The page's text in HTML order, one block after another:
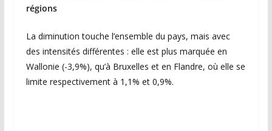
régions
La diminution touche l’ensemble du pays, mais avec
des intensités différentes : elle est plus marquée en
Wallonie (-3,9%), qu’à Bruxelles et en Flandre, où elle se
limite respectivement à 1,1% et 0,9%.